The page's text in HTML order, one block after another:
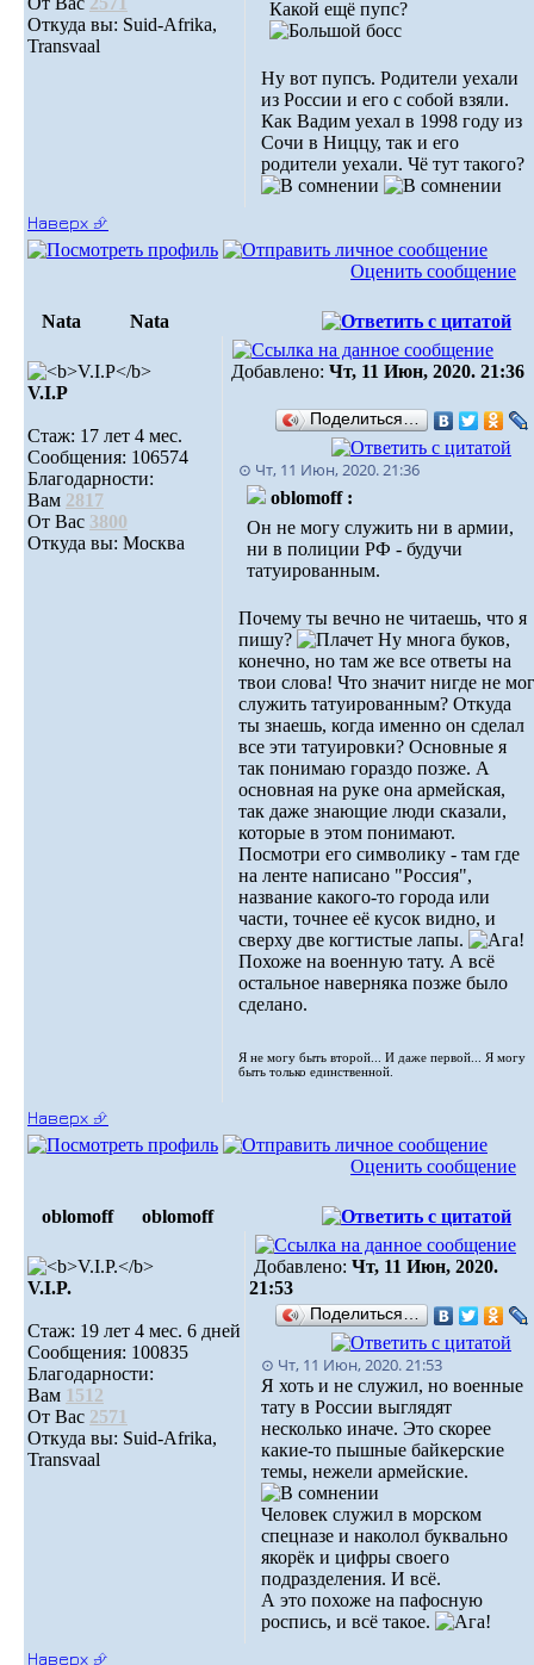
Откуда вы: Suid-Afrika,
Transvaal
Какой ещё пупс?
Ну вот пупсъ. Родители уехали
из России и его с собой взяли.
Как Вадим уехал в 1998 году из
Сочи в Ниццу, так и его
родители уехали. Чё тут такого?
Наверх ⮵
Оценить сообщение
Nata Nata
V.I.Р
Стаж: 17 лет 4 мес.
Сообщения: 106574
Благодарности:
Вам 2817
От Вас 3800
Откуда вы: Москва
Добавлено: Чт, 11 Июн, 2020. 21:36
Поделиться…
⊙ Чт, 11 Июн, 2020. 21:36
oblomoff :
Он не могу служить ни в армии,
ни в полиции РФ - будучи
татуированным.
Почему ты вечно не читаешь, что я
пишу?
Ну многа буков,
конечно, но там же все ответы на
твои слова! Что значит нигде не мог
служить татуированным? Откуда
ты знаешь, когда именно он сделал
все эти татуировки? Основные я
так понимаю гораздо позже. А
основная на руке она армейская,
так даже знающие люди сказали,
которые в этом понимают.
Посмотри его символику - там где
на ленте написано "Россия",
название какого-то города или
части, точнее её кусок видно, и
сверху две когтистые лапы.
Похоже на военную тату. А всё
остальное наверняка позже было
сделано.
Я не могу быть второй... И даже первой... Я могу
быть только единственной.
Наверх ⮵
Оценить сообщение
oblomoff oblomoff
V.I.P.
Стаж: 19 лет 4 мес. 6 дней
Сообщения: 100835
Благодарности:
Вам 1512
От Вас 2571
Откуда вы: Suid-Afrika,
Transvaal
Добавлено: Чт, 11 Июн, 2020.
21:53
Поделиться…
⊙ Чт, 11 Июн, 2020. 21:53
Я хоть и не служил, но военные
тату в России выглядят
несколько иначе. Это скорее
какие-то пышные байкерские
темы, нежели армейские.
Человек служил в морском
спецназе и наколол буквально
якорёк и цифры своего
подразделения. И всё.
А это похоже на пафосную
роспись, и всё такое.
Наверх ⮵